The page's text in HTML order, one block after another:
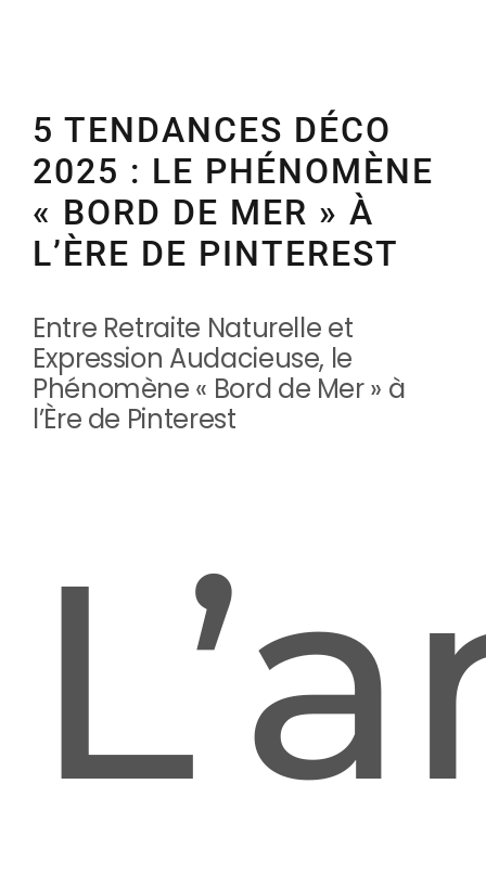
to
5 TENDANCES DÉCO
2025 : LE PHÉNOMÈNE
« BORD DE MER » À
L’ÈRE DE PINTEREST
Entre Retraite Naturelle et
Expression Audacieuse, le
Phénomène « Bord de Mer » à
l’Ère de Pinterest